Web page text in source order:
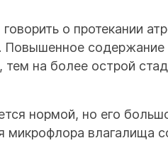
о протекании
Повышенное
на более острой
нормой, но его
микрофлора влагалища